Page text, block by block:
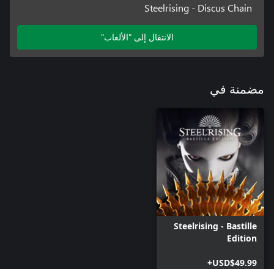
Steelrising - Discus Chain
الانتقال إلى "الألعاب"
مضمنة في
Steelrising - Bastille
Edition
USD$49.99+